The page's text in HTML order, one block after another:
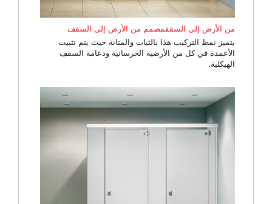
من الأرض إلى السقفمصمم من الأرض إلى السقف
يتميز نمط التركيب هذا بالثبات والمتانة حيث يتم تثبيت
الأعمدة في كل من الأرضية الخرسانية ودعامة السقف
الهيكلية.